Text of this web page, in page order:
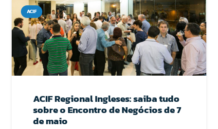
ACIF
ACIF Regional Ingleses: saiba tudo
sobre o Encontro de Negócios de 7
de maio